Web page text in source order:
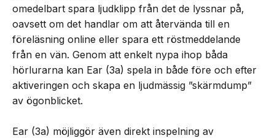
omedelbart spara ljudklipp från det de lyssnar på,
oavsett om det handlar om att återvända till en
föreläsning online eller spara ett röstmeddelande
från en vän. Genom att enkelt nypa ihop båda
hörlurarna kan Ear (3a) spela in både före och efter
aktiveringen och skapa en ljudmässig ”skärmdump”
av ögonblicket.
Ear (3a) möjliggör även direkt inspelning av